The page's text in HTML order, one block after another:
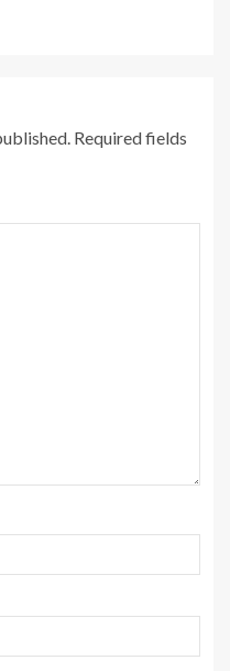
Required fields